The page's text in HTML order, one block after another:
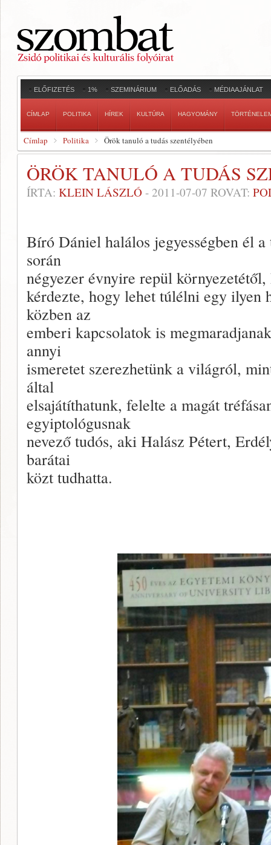
ELŐFIZETÉS 1% SZEMINÁRIUM ELŐADÁS MÉDIAAJÁNLAT
CÍMLAP POLITIKA HÍREK KULTÚRA HAGYOMÁNY
Címlap Politika Örök tanuló a tudás szentélyében
ÖRÖK TANULÓ A TUDÁS
ÍRTA: KLEIN LÁSZLÓ - 2011-07-07 ROVAT:
Bíró Dániel halálos jegyességben él
során
négyezer évnyire repül
kérdezte, hogy lehet túlélni egy ilyen
közben az
emberi kapcsolatok is
annyi
ismeretet szerezhetünk a világról,
által
elsajátíthatunk, felelte a magát
egyiptológusnak
nevező tudós, aki Halász Pétert,
barátai
közt tudhatta.